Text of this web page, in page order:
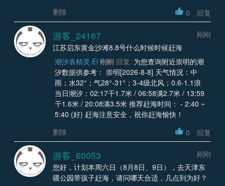
删除
0 回复
游客_24187
刚刚
江苏启东黄金沙滩8.8号什么时候时候赶海
潮汐表精灵.EI 刚刚 回复: 为您查询附近崇明的潮
汐数据供参考： 崇明[2026-8-8] 天气情况：中
雨；水32°；气28°-31°；3-4级北风；0.6-1.1浪
当日潮汐：02:17干1.7米 / 06:58满2.7米 / 13:59
干1.6米 / 20:08满3.5米 推荐赶海时间： - 2:40 ~
5:40 (好) 赶海注意安全，祝你赶海愉快！
删除
0 回复
游客_60053
刚刚
您好，计划本周六日（8月8日、9日），去天津东
疆公园带孩子赶海，请问哪天合适，几点到为好？